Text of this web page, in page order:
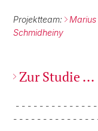
Projektteam: Marius
Schmidheiny
Zur Studie ...
- - - - - - - - - - - - -
- - - - - - - - - - - - - -